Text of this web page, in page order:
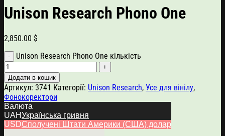
Unison Research Phono One
2,850.00 $
Unison Research Phono One кількість
Додати в кошик
Артикул: 3741 Категорії: Unison Research, Усе для вінілу,
Фонокоректори
Валюта
UAHУкраїнська гривня
USDСполучені Штати Америки (США) долар